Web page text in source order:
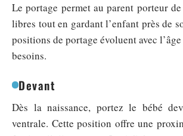
Le portage permet au parent porteur
libres tout en gardant l’enfant près de
positions de portage évoluent avec
besoins.
Devant
Dès la naissance, portez le bébé
ventrale. Cette position offre une